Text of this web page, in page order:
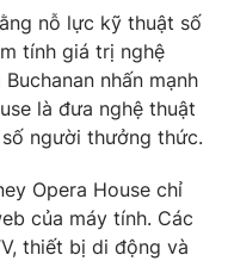
nỗ lực kỹ thuật số
tính giá trị nghệ
nhấn mạnh
là đưa nghệ thuật
người thưởng thức.
Opera House chỉ
của máy tính. Các
thiết bị di động và